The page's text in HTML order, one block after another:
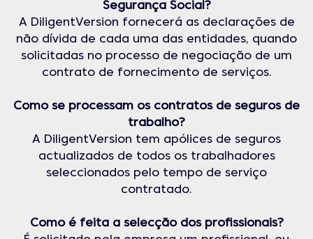
Segurança Social?
A DiligentVersion fornecerá as declarações de
não dívida de cada uma das entidades, quando
solicitadas no processo de negociação de um
contrato de fornecimento de serviços.
Como se processam os contratos de seguros de
trabalho?
A DiligentVersion tem apólices de seguros
actualizados de todos os trabalhadores
seleccionados pelo tempo de serviço
contratado.
Como é feita a selecção dos profissionais?